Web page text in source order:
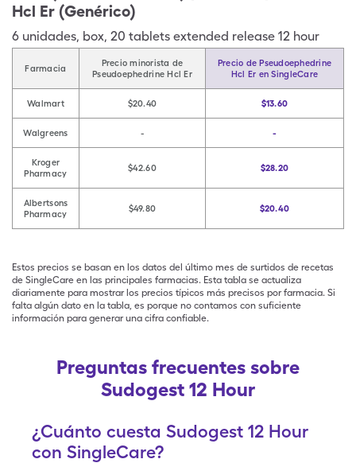
Hcl Er (Genérico)
6 unidades, box, 20 tablets extended release 12 hour
Farmacia
Precio minorista de
Pseudoephedrine Hcl Er
Precio de Pseudoephedrine
Hcl Er en SingleCare
Walmart $20.40 $13.60
Walgreens - -
Kroger
Pharmacy
$42.60 $28.20
Albertsons
Pharmacy
$49.80 $20.40
Estos precios se basan en los datos del último mes de surtidos de recetas
de SingleCare en las principales farmacias. Esta tabla se actualiza
diariamente para mostrar los precios típicos más precisos por farmacia. Si
falta algún dato en la tabla, es porque no contamos con suficiente
información para generar una cifra confiable.
Preguntas frecuentes sobre
Sudogest 12 Hour
¿Cuánto cuesta Sudogest 12 Hour
con SingleCare?